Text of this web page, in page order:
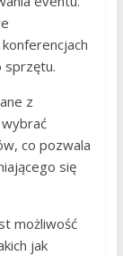
sprzętu.
z
co pozwala
się
możliwość
jak